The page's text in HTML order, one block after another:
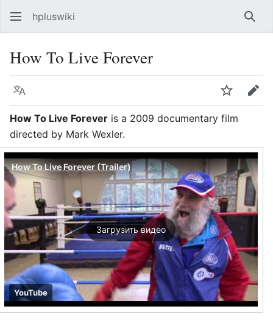
hpluswiki
How To Live Forever
Язык Следить
How To Live Forever is a 2009 documentary film
directed by Mark Wexler.
How To Live Forever (Trailer)
Загрузить видео
YouTube